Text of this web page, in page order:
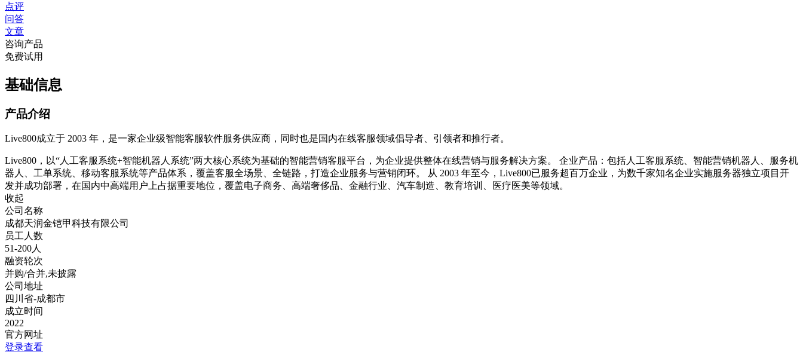
点评
问答
文章
咨询产品
免费试用
基础信息
产品介绍
Live800成立于 2003 年，是一家企业级智能客服软件服务供应商，同时也是国内在线客服领域倡导者、引领者和推行者。
Live800，以“人工客服系统+智能机器人系统”两大核心系统为基础的智能营销客服平台，为企业提供整体在线营销与服务解决方案。 企业产品：包括人工客服系统、智能营销机器人、服务机
器人、工单系统、移动客服系统等产品体系，覆盖客服全场景、全链路，打造企业服务与营销闭环。 从 2003 年至今，Live800已服务超百万企业，为数千家知名企业实施服务器独立项目开
发并成功部署，在国内中高端用户上占据重要地位，覆盖电子商务、高端奢侈品、金融行业、汽车制造、教育培训、医疗医美等领域。
收起
公司名称
成都天润金铠甲科技有限公司
员工人数
51-200人
融资轮次
并购/合并,未披露
公司地址
四川省-成都市
成立时间
2022
官方网址
登录查看